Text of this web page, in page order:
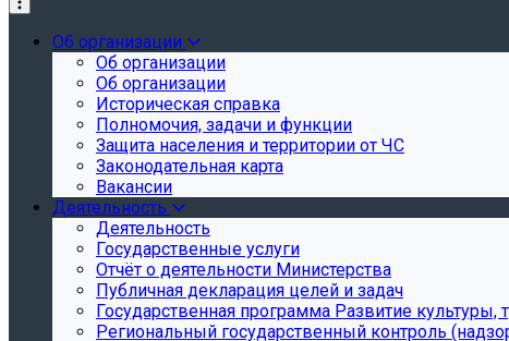
Об организации
Об организации
Об организации
Историческая справка
Полномочия, задачи и функции
Защита населения и территории от ЧС
Законодательная карта
Вакансии
Деятельность
Деятельность
Государственные услуги
Отчёт о деятельности Министерства
Публичная декларация целей и задач
Государственная программа Развитие
Региональный государственный контроль